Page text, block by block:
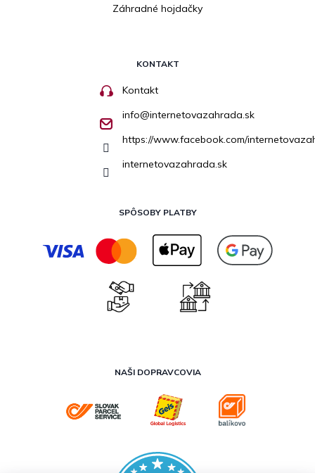
Záhradné hojdačky
KONTAKT
Kontakt
info@internetovazahrada.sk
https://www.facebook.com/
internetovazahrada.sk
SPÔSOBY PLATBY
NAŠI DOPRAVCOVIA